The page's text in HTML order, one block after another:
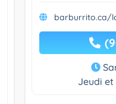
barburrito.ca/
Jeudi et